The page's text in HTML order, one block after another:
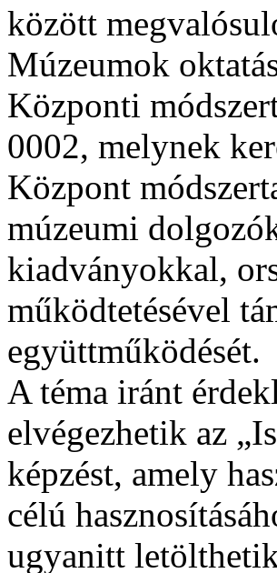
között
Múzeumok
Központi
0002, melynek
Központ
múzeumi
kiadványokkal,
működtetésével
együttműködését.
A téma iránt
elvégezhetik az
képzést, amely
célú
ugyanitt